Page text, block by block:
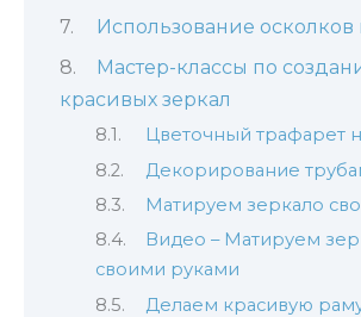
Использование осколков
Мастер-классы по
красивых зеркал
Цветочный трафарет
Декорирование
Матируем зеркало
Видео – Матируем
своими руками
Делаем красивую